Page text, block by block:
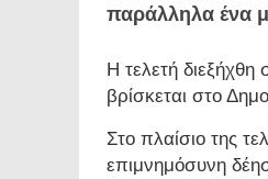
παράλληλα ένα
Η τελετή
βρίσκεται στο
Στο πλαίσιο της
επιμνημόσυνη